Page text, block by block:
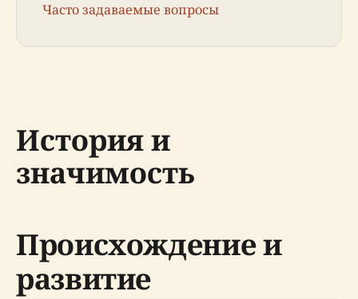
Часто задаваемые вопросы
История и
значимость
Происхождение и
развитие